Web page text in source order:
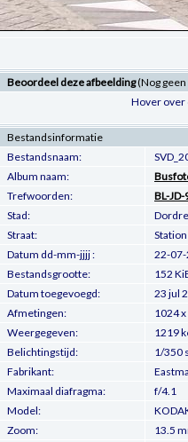
Beoordeel deze afbeelding(Nog
Hover over
Bestandsinformatie
Bestandsnaam:
Album naam:
Trefwoorden:
BL-JD-
Stad:
Straat:
Station
Datum dd-mm-jjjj :
22-
Bestandsgrootte:
152
Datum toegevoegd:
23 jul
Afmetingen:
1024
Weergegeven:
1219
Belichtingstijd:
1/350
Fabrikant:
Maximaal diafragma:
f/4.1
Model:
Zoom:
13.5